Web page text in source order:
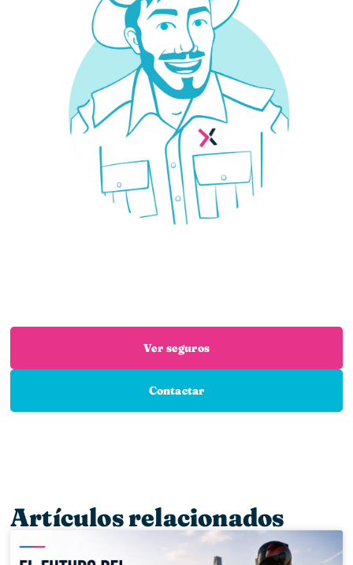
¿Necesitas un seguro?
Ver seguros
Contactar
Artículos relacionados